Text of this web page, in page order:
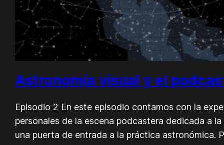
Astronomía visual y el
Episodio 2 En este episodio contamos con la
personales de la escena podcastera dedicada a
una puerta de entrada a la práctica